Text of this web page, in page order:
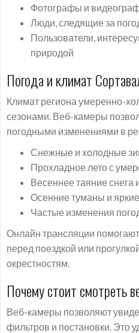
Фотографы и
Люди, следящие за
Пользователи,
природой
Погода и климат
Климат региона умеренно-
сезонами. Веб-камеры
погодными изменениями в
Снежные и холодные
Прохладное лето с
Весеннее таяние
Осенние туманы и
Частые изменения
Онлайн трансляции
перед поездкой или
окрестностям.
Почему стоит смотреть
Веб-камеры позволяют
фильтров и постановки. Это